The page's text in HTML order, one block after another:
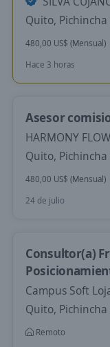
Quito, Pichincha
480,00 US$ (Mensual)
Hace 3 horas
Asesor
HARMONY
Quito, Pichincha
480,00 US$ (Mensual)
24 de julio
Consultor(a)
Campus Soft
Quito, Pichincha
Remoto